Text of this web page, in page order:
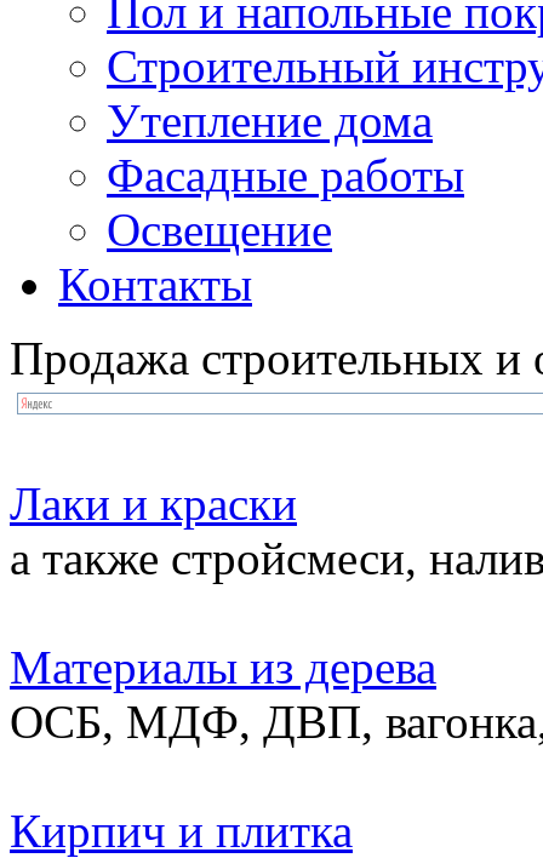
Пол и напольные
Строительный
Утепление дома
Фасадные работы
Освещение
Контакты
Продажа строительных и
Лаки и краски
а также стройсмеси,
Материалы из дерева
ОСБ, МДФ, ДВП,
Кирпич и плитка